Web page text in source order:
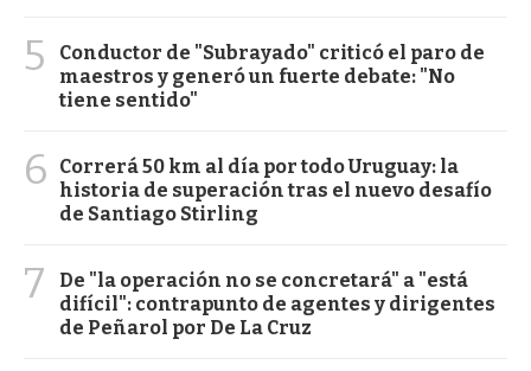
5
Conductor de "Subrayado" criticó el paro de
maestros y generó un fuerte debate: "No
tiene sentido"
6
Correrá 50 km al día por todo Uruguay: la
historia de superación tras el nuevo desafío
de Santiago Stirling
7
De "la operación no se concretará" a "está
difícil": contrapunto de agentes y dirigentes
de Peñarol por De La Cruz